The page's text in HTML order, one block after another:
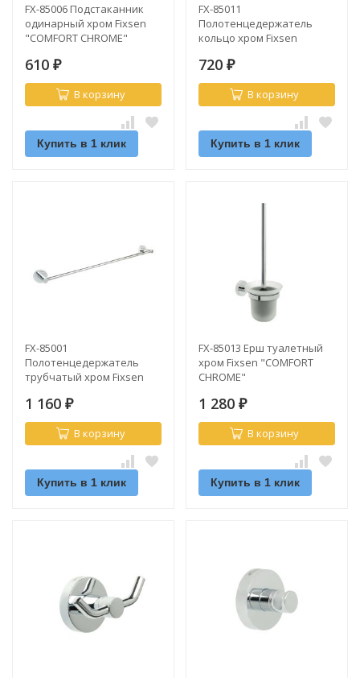
FX-85006 Подстаканник
одинарный хром Fixsen
"COMFORT CHROME"
610 ₽
В корзину
Купить в 1 клик
FX-85011
Полотенцедержатель
кольцо хром Fixsen
720 ₽
В корзину
Купить в 1 клик
FX-85001
Полотенцедержатель
трубчатый хром Fixsen
1 160 ₽
В корзину
Купить в 1 клик
FX-85013 Ерш туалетный
хром Fixsen "COMFORT
CHROME"
1 280 ₽
В корзину
Купить в 1 клик